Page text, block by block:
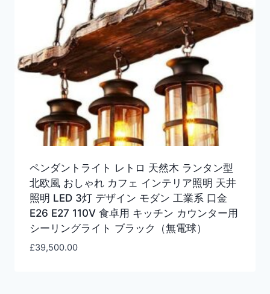
ペンダントライト レトロ 天然木 ランタン型
北欧風 おしゃれ カフェ インテリア照明 天井
照明 LED 3灯 デザイン モダン 工業系 口金
E26 E27 110V 食卓用 キッチン カウンター用
シーリングライト ブラック（無電球）
£39,500.00